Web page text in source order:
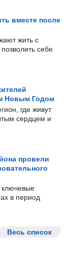
вместе после
жить с
себе
Новым Годом
где живут
сердцем и
провели
ключевые
в период
Весь список